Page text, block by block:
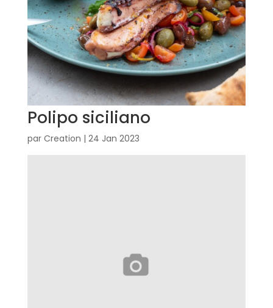
Polipo siciliano
par Creation | 24 Jan 2023